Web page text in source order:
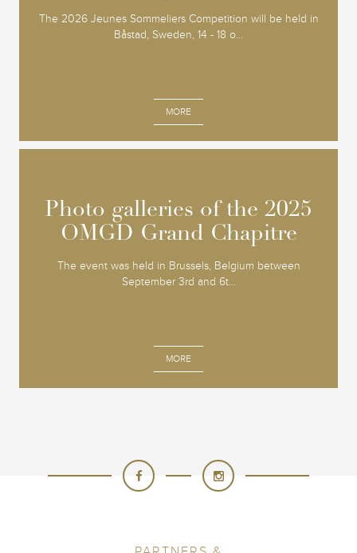
The 2026 Jeunes Sommeliers Competition will be held in
Båstad, Sweden, 14 - 18 o...
MORE
Photo galleries of the 2025
OMGD Grand Chapitre
The event was held in Brussels, Belgium between
September 3rd and 6t...
MORE
Photo galleries of the 2025
OMGD Grand Chapitre